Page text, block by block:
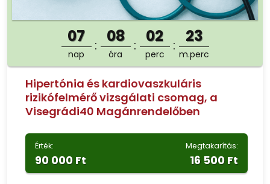
07
nap
08
óra
02
perc
22
m.perc
Hipertónia és kardiovaszkuláris
rizikófelmérő vizsgálati csomag, a
Visegrádi40 Magánrendelőben
Érték:
90 000 Ft
Megtakarítás:
16 500 Ft